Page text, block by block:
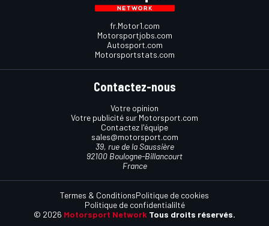
fr.Motor1.com
Motorsportjobs.com
Autosport.com
Motorsportstats.com
Contactez-nous
Votre opinion
Votre publicité sur Motorsport.com
Contactez l'équipe
sales@motorsport.com
39, rue de la Saussière
92100 Boulogne-Billancourt
France
© 2026 Motorsport Network Tous droits réservés.
Termes & ConditionsPolitique de cookies
Politique de confidentialilté